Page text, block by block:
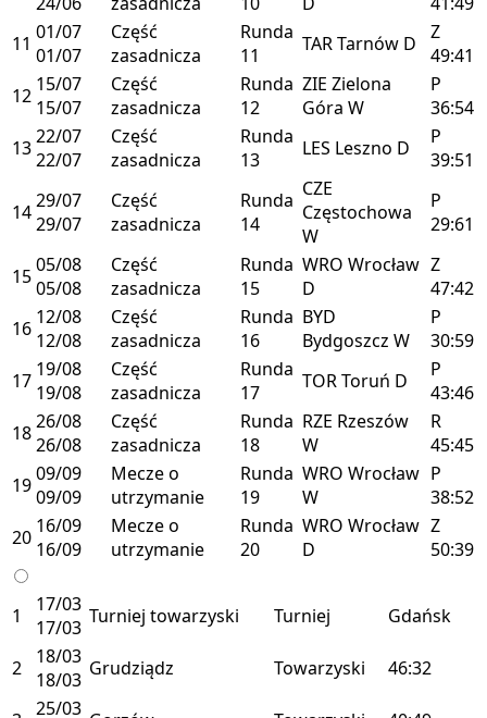
11 01/07
01/07
Część
zasadnicza
Runda
11
TARTarnów D
Z
49:41
12 15/07
15/07
Część
zasadnicza
Runda
12
ZIE Zielona
Góra W
P
36:54
1322/07
22/07
Część
zasadnicza
Runda
13
LES Leszno D
P
39:51
1429/07
29/07
Część
zasadnicza
Runda
14
CZE
Częstochowa
W
P
29:61
1505/08
05/08
Część
zasadnicza
Runda
15
WRO Wrocław
D
Z
47:42
16 12/08
12/08
Część
zasadnicza
Runda
16
BYD
Bydgoszcz W
P
30:59
17 19/08
19/08
Część
zasadnicza
Runda
17
TORToruń D
P
43:46
1826/08
26/08
Część
zasadnicza
Runda
18
RZE Rzeszów
W
R
45:45
1909/09
09/09
Mecze o
utrzymanie
Runda
19
WRO Wrocław
W
P
38:52
20 16/09
16/09
Mecze o
utrzymanie
Runda
20
WRO Wrocław
D
Z
50:39
1
17/03
17/03 Turniej towarzyski Turniej Gdańsk
2
18/03
18/03 Grudziądz Towarzyski 46:32
25/03